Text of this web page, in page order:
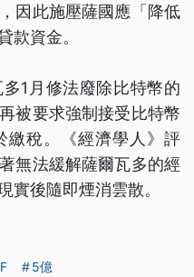
因此施壓薩國應「降低
款資金。
1月修法廢除比特幣的
被要求強制接受比特幣
繳稅。《經濟學人》評
無法緩解薩爾瓦多的經
實後隨即煙消雲散。
5億